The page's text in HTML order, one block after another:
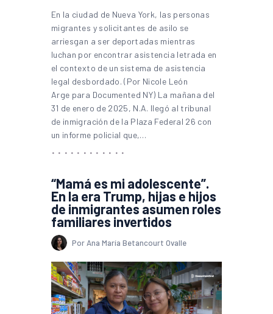
En la ciudad de Nueva York, las personas
migrantes y solicitantes de asilo se
arriesgan a ser deportadas mientras
luchan por encontrar asistencia letrada en
el contexto de un sistema de asistencia
legal desbordado. (Por Nicole León
Arge para Documented NY) La mañana del
31 de enero de 2025, N.A. llegó al tribunal
de inmigración de la Plaza Federal 26 con
un informe policial que,…
“Mamá es mi adolescente”.
En la era Trump, hijas e hijos
de inmigrantes asumen roles
familiares invertidos
Por Ana María Betancourt Ovalle